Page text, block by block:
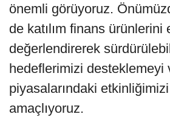
önemli görüyoruz.
de katılım finans ürünlerini
değerlendirerek
hedeflerimizi desteklemeyi
piyasalarındaki etkinliğimizi
amaçlıyoruz.